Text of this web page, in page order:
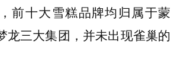
前十大雪糕品牌均归属于蒙
龙三大集团，并未出现雀巢的